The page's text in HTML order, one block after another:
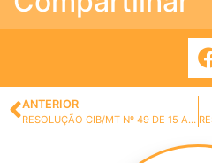
ANTERIOR
RESOLUÇÃO CIB/MT Nº 49 DE 15 ABRIL DE 2021.